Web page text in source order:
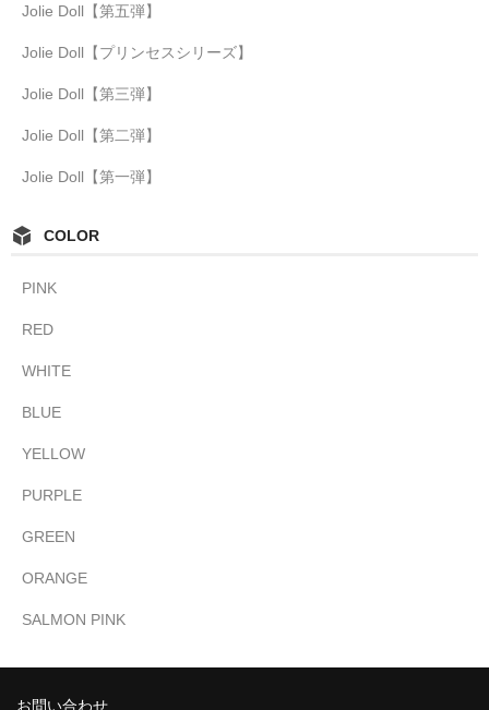
Jolie Doll【第五弾】
Jolie Doll【プリンセスシリーズ】
Jolie Doll【第三弾】
Jolie Doll【第二弾】
Jolie Doll【第一弾】
COLOR
PINK
RED
WHITE
BLUE
YELLOW
PURPLE
GREEN
ORANGE
SALMON PINK
お問い合わせ